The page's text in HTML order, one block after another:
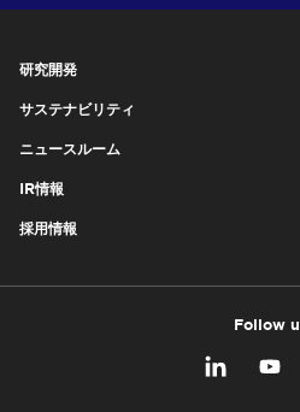
研究開発
サステナビリティ
ニュースルーム
IR情報
採用情報
Follow